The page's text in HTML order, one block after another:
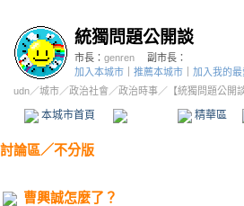
統獨問題公開談
市長： genren
副市長：
加入本城市
推薦本城市 加入我的最
udn／城市／政治社會 ／政治時事／ 【統獨問題公開
本城市首頁 精華區
討論區／不分版
曹興誠怎麼了？